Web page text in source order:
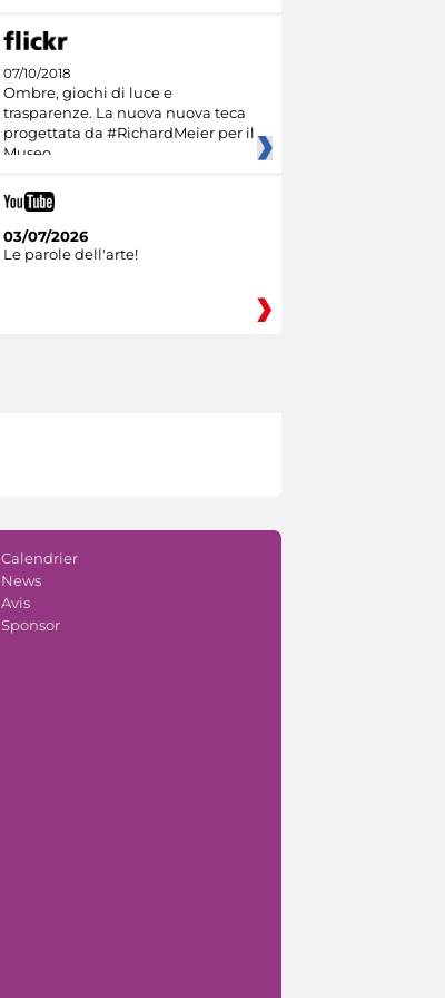
07/10/2018
Ombre, giochi di luce e
trasparenze. La nuova nuova teca
progettata da #RichardMeier per il
Museo
03/07/2026
Le parole dell'arte!
Calendrier
News
Avis
Sponsor